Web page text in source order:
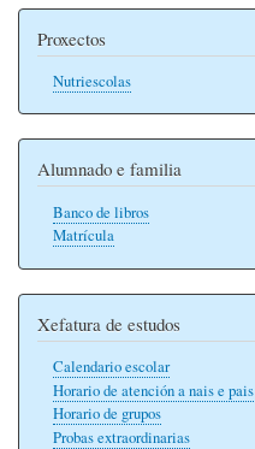
Proxectos
Nutriescolas
Alumnado e familia
Banco de libros
Matrícula
Xefatura de estudos
Calendario escolar
Horario de atención a nais e pais
Horario de grupos
Probas extraordinarias